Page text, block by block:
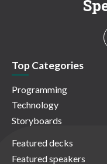
Top Categories
Programming
Technology
Storyboards
Featured decks
Featured speakers